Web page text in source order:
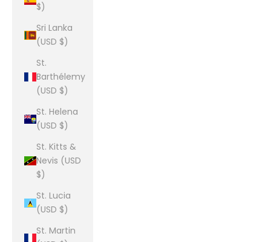
$)
Sri Lanka
(USD $)
St.
Barthélemy
(USD $)
St. Helena
(USD $)
St. Kitts &
Nevis (USD
$)
St. Lucia
(USD $)
St. Martin